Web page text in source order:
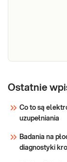
nowotwory u
podstawowy
- badania
genetyczne
Ostatnie
Co to są
uzupełniania
Badania na
diagnostyki